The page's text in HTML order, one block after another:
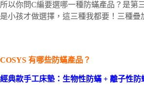
所以你問C編要選哪一種防蟎產品？是第
是小孩才做選擇，這三種我都要！三種疊
COSYS 有哪些防蟎產品？
經典款手工床墊：生物性防蟎 + 離子性防